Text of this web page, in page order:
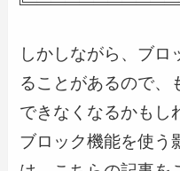
しかしながら、ブロ
ることがあるので、
できなくなるかもし
ブロック機能を使う